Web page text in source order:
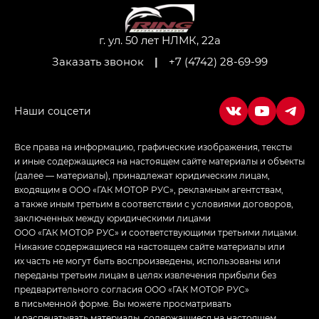
Джи Ти — GT, Джи Икс — GX,
Джи Икс ПРЕМИУМ — GX PREMIUM, ЛАУНЖ —
Empow — Эмпау (Empow) в комплектации
г. ул. 50 лет НЛМК, 22а
Заказать звонок
| +7 (4742) 28-69-99
Все права на информацию, графические изображения, тексты
и иные содержащиеся на настоящем сайте материалы и объекты
(далее — материалы), принадлежат юридическим лицам,
входящим в ООО «ГАК МОТОР РУС», рекламным агентствам,
а также иным третьим в соответствии с условиями договоров,
заключенных между юридическими лицами
ООО «ГАК МОТОР РУС» и соответствующими третьими лицами.
Никакие содержащиеся на настоящем сайте материалы или
их часть не могут быть воспроизведены, использованы или
переданы третьим лицам в целях извлечения прибыли без
предварительного согласия ООО «ГАК МОТОР РУС»
в письменной форме. Вы можете просматривать